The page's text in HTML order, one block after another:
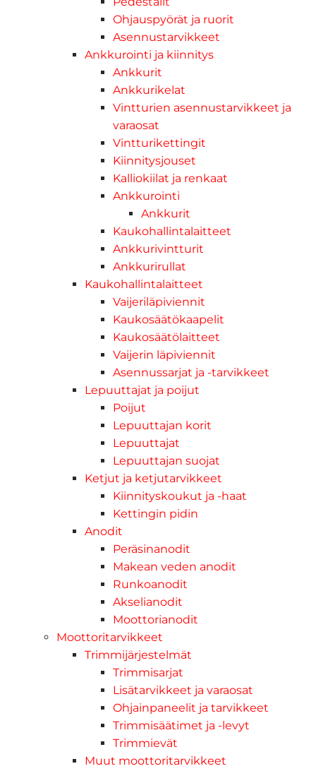
Ohjauspyörät ja ruorit
Asennustarvikkeet
Ankkurointi ja kiinnitys
Ankkurit
Ankkurikelat
Vintturien asennustarvikkeet ja
varaosat
Vintturikettingit
Kiinnitysjouset
Kalliokiilat ja renkaat
Ankkurointi
Ankkurit
Kaukohallintalaitteet
Ankkurivintturit
Ankkurirullat
Kaukohallintalaitteet
Vaijeriläpiviennit
Kaukosäätökaapelit
Kaukosäätölaitteet
Vaijerin läpiviennit
Asennussarjat ja -tarvikkeet
Lepuuttajat ja poijut
Poijut
Lepuuttajan korit
Lepuuttajat
Lepuuttajan suojat
Ketjut ja ketjutarvikkeet
Kiinnityskoukut ja -haat
Kettingin pidin
Anodit
Peräsinanodit
Makean veden anodit
Runkoanodit
Akselianodit
Moottorianodit
Moottoritarvikkeet
Trimmijärjestelmät
Trimmisarjat
Lisätarvikkeet ja varaosat
Ohjainpaneelit ja tarvikkeet
Trimmisäätimet ja -levyt
Trimmievät
Muut moottoritarvikkeet